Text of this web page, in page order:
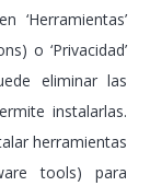
‘Herramientas’
o ‘Privacidad’
eliminar las
instalarlas.
herramientas
tools) para